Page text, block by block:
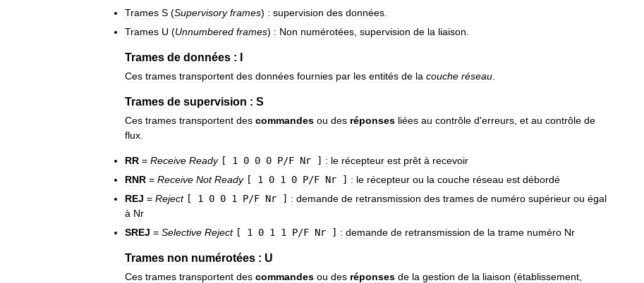
Trames S (Supervisory frames) : supervision des données
Trames U (Unnumbered frames) : Non numérotées supervision de la liaison
Trames de données :
Ces trames transportent des données fournies par les entités de la couche réseau
Trames de supervision : S
Ces trames transportent des commandes ou des réponses liées au contrôle d'erreurs et au contrôle de
flux
RR = Receive Ready [ 1 0 0 0 P/F Nr ] : le récepteur est prêt à recevoir
RNR = Receive Not Ready [ 1 0 1 0 P/F Nr ] : le récepteur ou la couche réseau est débordé
REJ = Reject [ 1 0 0 1 P/F Nr ] : demande de retransmission des trames de numéro supérieur ou égal
à Nr
SREJ = Selective Reject [ 1 0 1 1 P/F Nr ] : demande de retransmission de la trame numéro Nr
Trames non numérotées : U
Ces trames transportent des commandes ou des réponses de la gestion de la liaison (établissement